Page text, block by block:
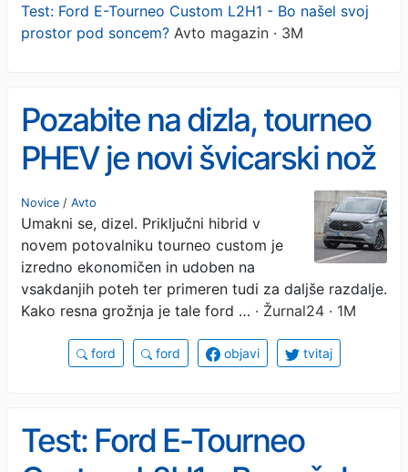
Test: Ford E-Tourneo Custom L2H1 - Bo našel svoj
prostor pod soncem? Avto magazin · 3M
Pozabite na dizla, tourneo
PHEV je novi švicarski nož
velikih družin
Novice / Avto
Umakni se, dizel. Priključni hibrid v
novem potovalniku tourneo custom je
izredno ekonomičen in udoben na
vsakdanjih poteh ter primeren tudi za daljše razdalje.
Kako resna grožnja je tale ford … · Žurnal24 · 1M
ford ford objavi tvitaj
Test: Ford E-Tourneo